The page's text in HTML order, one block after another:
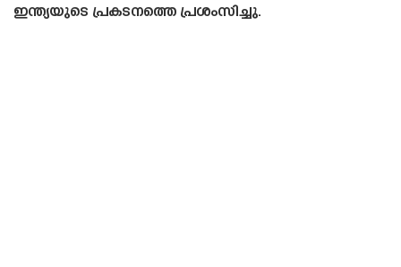
ഇന്ത്യയുടെ പ്രകടനത്തെ പ്രശംസിച്ചു.